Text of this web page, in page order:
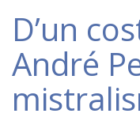
D’un
André